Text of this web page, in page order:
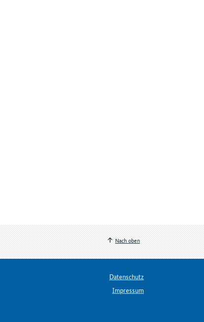
Nach oben
Datenschutz
Impressum